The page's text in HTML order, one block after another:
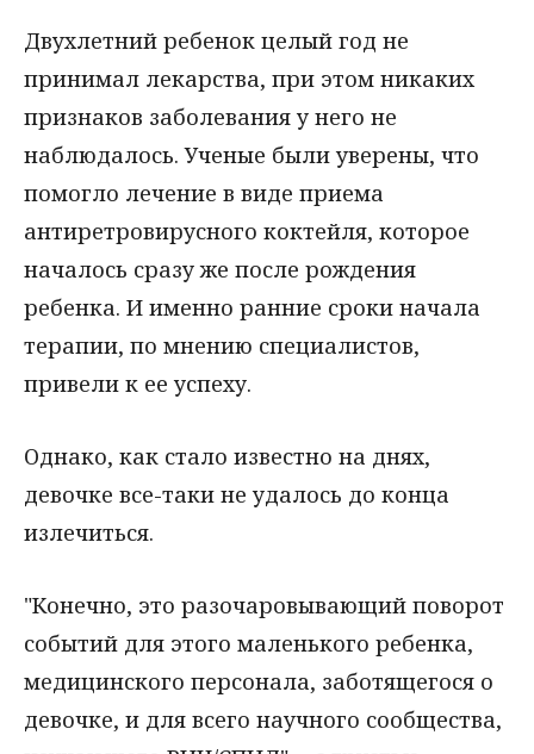
Двухлетний ребенок целый год не
принимал лекарства, при этом никаких
признаков заболевания у него не
наблюдалось. Ученые были уверены, что
помогло лечение в виде приема
антиретровирусного коктейля, которое
началось сразу же после рождения
ребенка. И именно ранние сроки начала
терапии, по мнению специалистов,
привели к ее успеху.
Однако, как стало известно на днях,
девочке все-таки не удалось до конца
излечиться.
"Конечно, это разочаровывающий поворот
событий для этого маленького ребенка,
медицинского персонала, заботящегося о
девочке, и для всего научного сообщества,